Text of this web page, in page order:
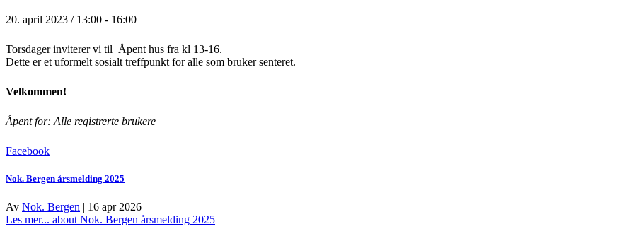
20. april 2023 / 13:00 - 16:00
Torsdager inviterer vi til Åpent hus fra kl 13-16.
Dette er et uformelt sosialt treffpunkt for alle som bruker senteret.
Velkommen!
Åpent for: Alle registrerte brukere
Facebook
Nok. Bergen årsmelding 2025
Av Nok. Bergen | 16 apr 2026
Les mer... about Nok. Bergen årsmelding 2025